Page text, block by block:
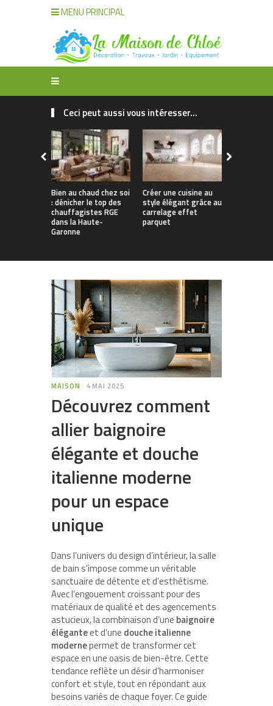
MENU PRINCIPAL
Ceci peut aussi vous intéresser...
Bien au chaud chez soi
: dénicher le top des
chauffagistes RGE
dans la Haute-
Garonne
Créer une cuisine au
style élégant grâce au
carrelage effet
parquet
MAISON 4 MAI 2025
Découvrez comment
allier baignoire
élégante et douche
italienne moderne
pour un espace
unique
Dans l’univers du design d’intérieur, la salle
de bain s’impose comme un véritable
sanctuaire de détente et d’esthétisme.
Avec l’engouement croissant pour des
matériaux de qualité et des agencements
astucieux, la combinaison d’une baignoire
éléganteet d’une douche italienne
modernepermet de transformer cet
espace en une oasis de bien-être. Cette
tendance reflète un désir d’harmoniser
confort et style, tout en répondant aux
besoins variés de chaque foyer. Ce guide